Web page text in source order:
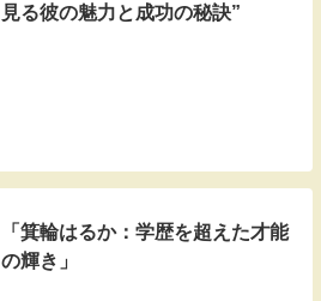
見る彼の魅力と成功の秘訣”
「箕輪はるか：学歴を超えた才能
の輝き」